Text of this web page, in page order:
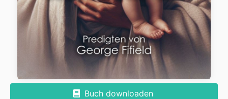
Buch downloaden